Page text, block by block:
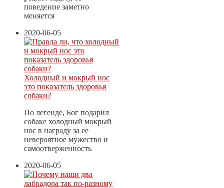
поведение заметно
меняется
2020-06-05
Холодный и мокрый нос
это показатель здоровья
собаки?
По легенде, Бог подарил
собаке холодный мокрый
нос в награду за ее
невероятное мужество и
самоотверженность
2020-06-05